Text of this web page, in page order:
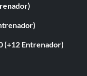
(+12 Entrenador)